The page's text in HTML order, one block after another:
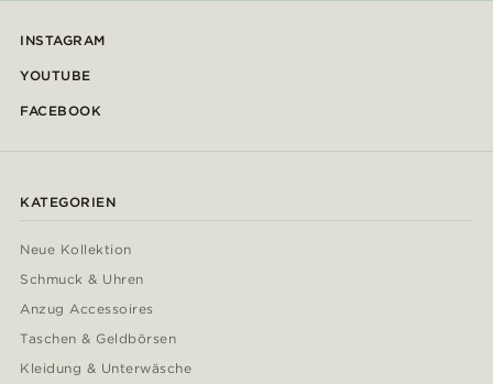
INSTAGRAM
YOUTUBE
FACEBOOK
KATEGORIEN
Neue Kollektion
Schmuck & Uhren
Anzug Accessoires
Taschen & Geldbörsen
Kleidung & Unterwäsche